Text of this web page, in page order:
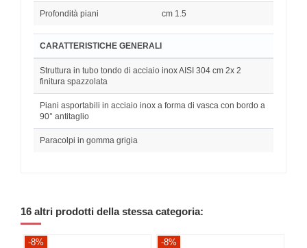
Profondità piani cm 1.5
CARATTERISTICHE GENERALI
Struttura in tubo tondo di acciaio inox AISI 304 cm 2x 2
finitura spazzolata
Piani asportabili in acciaio inox a forma di vasca con bordo a
90° antitaglio
Paracolpi in gomma grigia
16 altri prodotti della stessa categoria:
-8% -8%